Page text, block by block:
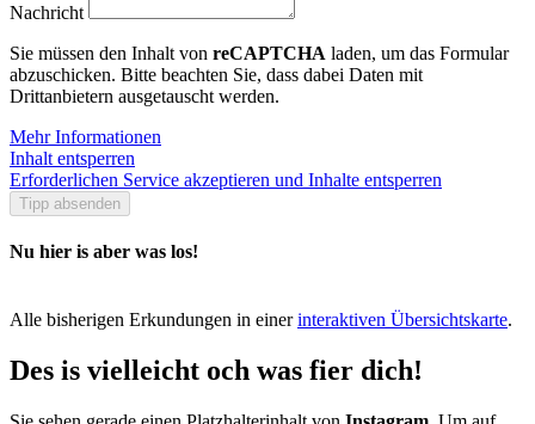
Nachricht
Sie müssen den Inhalt von reCAPTCHA laden, um das Formular
abzuschicken. Bitte beachten Sie, dass dabei Daten mit
Drittanbietern ausgetauscht werden.
Mehr Informationen
Inhalt entsperren
Erforderlichen Service akzeptieren und Inhalte entsperren
Tipp absenden
Nu hier is aber was los!
Alle bisherigen Erkundungen in einerinteraktiven Übersichtskarte.
Des is vielleicht och was fier dich!